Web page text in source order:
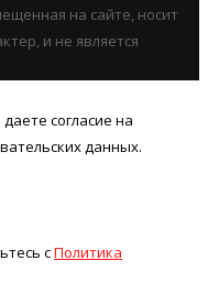
на сайте, носит
и не является
согласие на
данных.
сПолитика